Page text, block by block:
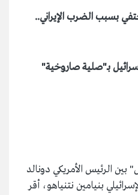
بسبب الضرب الإيراني..
بـ"صلية صاروخية"
بين الرئيس الأمريكي دونالد
بنيامين نتنياهو، أقر